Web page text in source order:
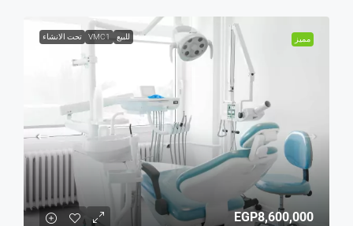
مميز للبيع VMC1 تحت الانشاء
EGP8,600,000